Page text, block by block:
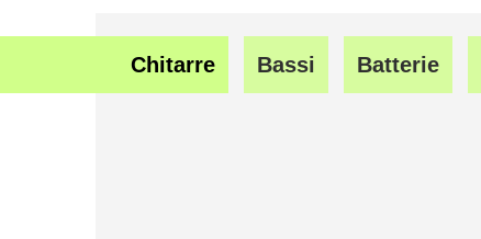
Chitarre Bassi Batterie